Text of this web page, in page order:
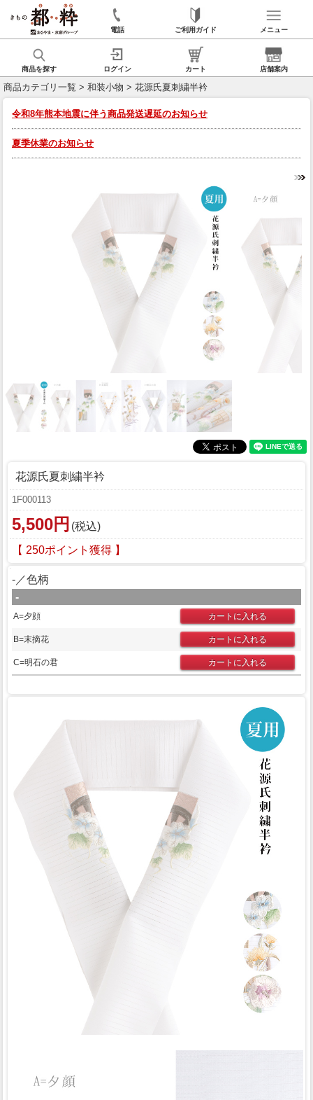
電話 ご利用ガイド メニュー
商品を探す ログイン カート 店舗案内
商品カテゴリ一覧 > 和装小物 > 花源氏夏刺繍半衿
令和8年熊本地震に伴う商品発送遅延のお知らせ
夏季休業のお知らせ
花源氏夏刺繍半衿
1F000113
5,500円 (税込)
【 250ポイント獲得 】
-／色柄
-
A=夕顔
B=末摘花
C=明石の君